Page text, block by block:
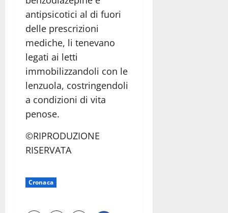
antipsicotici al di fuori
delle prescrizioni
mediche, li tenevano
legati ai letti
immobilizzandoli con le
lenzuola, costringendoli
a condizioni di vita
penose.
©RIPRODUZIONE
RISERVATA
Cronaca